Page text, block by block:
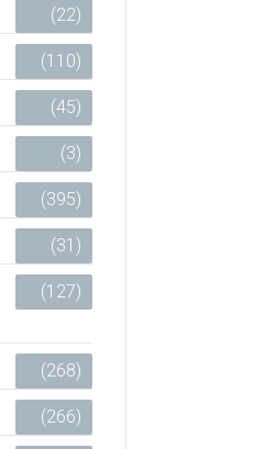
(22)
(110)
(45)
(3)
(395)
(31)
(127)
(268)
(266)